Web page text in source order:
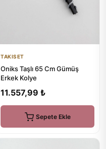
TAKISET
Oniks Taşlı 65 Cm Gümüş
Erkek Kolye
11.557,99 ₺
Sepete Ekle